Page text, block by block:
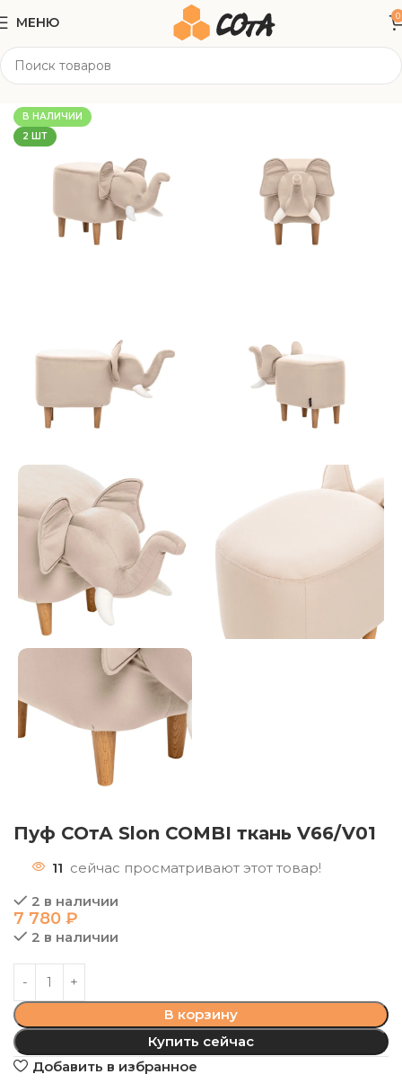
МЕНЮ 0
Мягкая мебель
В НАЛИЧИИ
2 ШТ
Пуф СОтА Slon COMBI ткань V66/V01
11 сейчас просматривают этот товар!
2 в наличии
7 780 ₽
2 в наличии
В корзину
Купить сейчас
Добавить в избранное